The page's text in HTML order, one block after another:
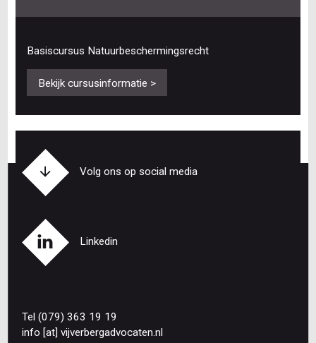
Basiscursus Natuurbeschermingsrecht
Bekijk cursusinformatie >
Volg ons op social media
Linkedin
Tel (079) 363 19 19
info [at] vijverbergadvocaten.nl